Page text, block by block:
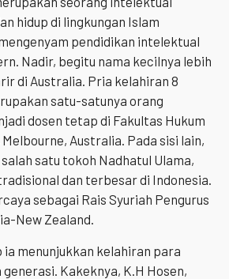
hidup di lingkungan Islam
pendidikan intelektual
Nadir, begitu nama kecilnya lebih
di Australia. Pria kelahiran 8
satu-satunya orang
dosen tetap di Fakultas Hukum
Australia. Pada sisi lain,
satu tokoh Nadhatul Ulama,
dan terbesar di Indonesia.
sebagai Rais Syuriah Pengurus
New Zealand.
menunjukkan kelahiran para
Kakeknya, K.H Hosen,